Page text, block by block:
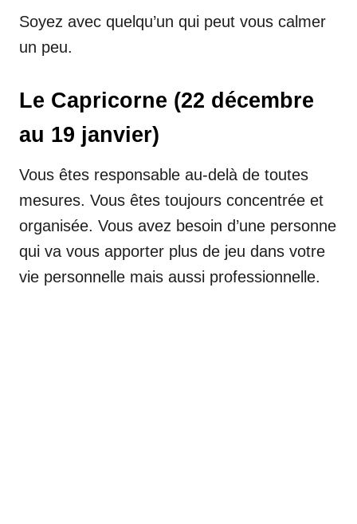
Soyez avec quelqu’un qui peut vous calmer
un peu.
Le Capricorne (22 décembre
au 19 janvier)
Vous êtes responsable au-delà de toutes
mesures. Vous êtes toujours concentrée et
organisée. Vous avez besoin d’une personne
qui va vous apporter plus de jeu dans votre
vie personnelle mais aussi professionnelle.